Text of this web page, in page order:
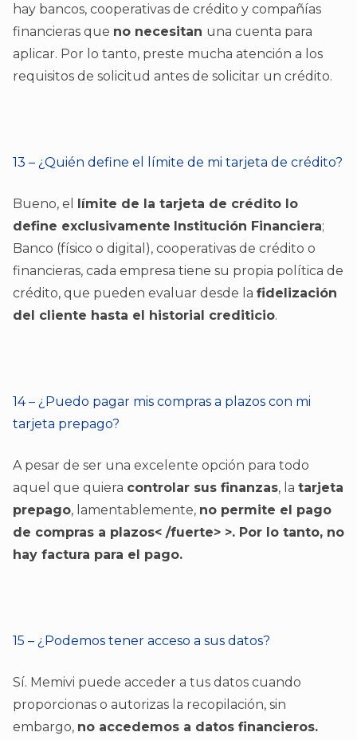
hay bancos, cooperativas de crédito y compañías
financieras que no necesitan una cuenta para
aplicar. Por lo tanto, preste mucha atención a los
requisitos de solicitud antes de solicitar un crédito.
13 – ¿Quién define el límite de mi tarjeta de crédito?
Bueno, el límite de la tarjeta de crédito lo
define exclusivamente Institución Financiera;
Banco (físico o digital), cooperativas de crédito o
financieras, cada empresa tiene su propia política de
crédito, que pueden evaluar desde la fidelización
del cliente hasta el historial crediticio.
14 – ¿Puedo pagar mis compras a plazos con mi
tarjeta prepago?
A pesar de ser una excelente opción para todo
aquel que quiera controlar sus finanzas, la tarjeta
prepago, lamentablemente, no permite el pago
de compras a plazos< /fuerte> >. Por lo tanto, no
hay factura para el pago.
15 – ¿Podemos tener acceso a sus datos?
Sí. Memivi puede acceder a tus datos cuando
proporcionas o autorizas la recopilación, sin
embargo, no accedemos a datos financieros.